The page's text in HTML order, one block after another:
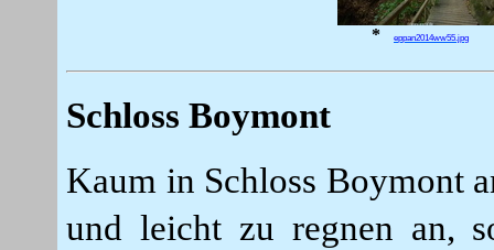
* eppan2014ww55.jpg
Schloss Boymont
Kaum in Schloss Boymont
und leicht zu regnen an,